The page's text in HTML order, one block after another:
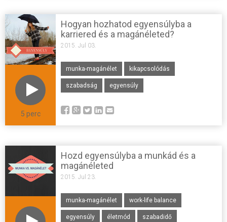
5 perc
Hogyan hozhatod egyensúlyba a
karriered és a magánéleted?
2015. Jul 03.
munka-magánélet kikapcsolódás
szabadság egyensúly
Hozd egyensúlyba a munkád és a
magánéleted
2015. Jul 23.
munka-magánélet work-life balance
egyensúly életmód szabadidő